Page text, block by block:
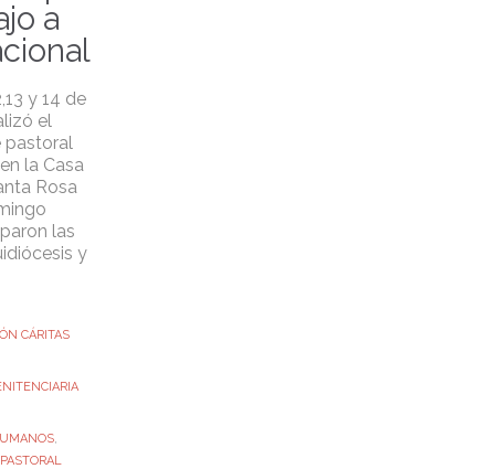
a
y 14 de
el
pastoral
la Casa
Rosa
las
y
CÁRITAS
,
PASTORAL